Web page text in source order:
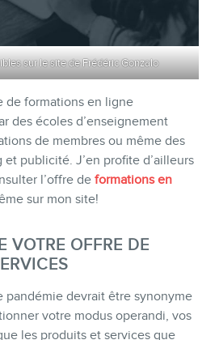
sur le site de Frédéric Gonzalo
de formations en ligne
des écoles d’enseignement
de membres ou même des
publicité. J’en profite d’ailleurs
l’offre de formations en
sur mon site!
VOTRE OFFRE DE
pandémie devrait être synonyme
votre modus operandi, vos
les produits et services que